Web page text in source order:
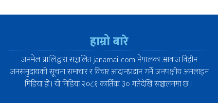
हाम्रो बारे
जनमेल प्रा.लि.द्वारा सञ्चालित janamail.com नेपालका आवाज विहीन
जनसमुदायको सूचना समाचार र विचार आदानप्रदान गर्ने जनपक्षीय अनलाइन
मिडिया हो। यो मिडिया २०८१ कार्तिक ३० गतेदेखि सञ्चालनमा छ ।